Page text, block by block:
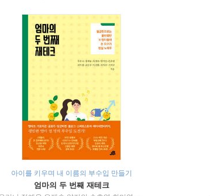
아이를 키우며 내 이름의 부수입 만들기
엄마의 두 번째 재테크